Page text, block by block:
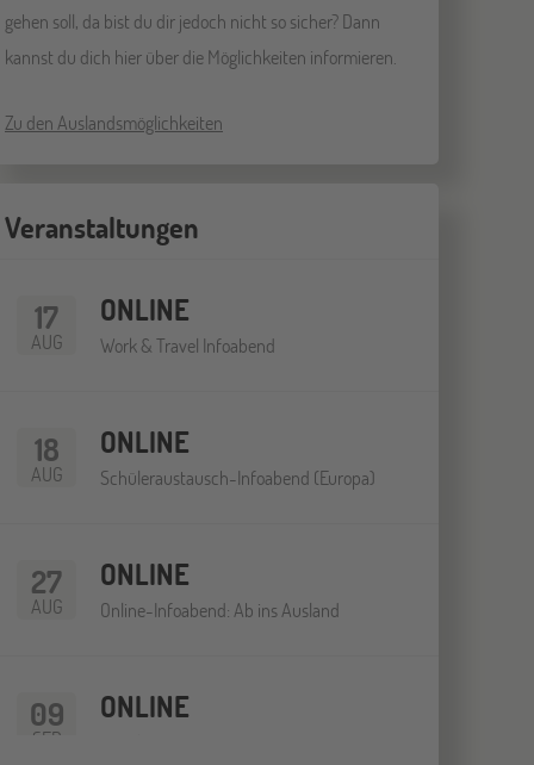
gehen soll, da bist du dir jedoch nicht so sicher? Dann
kannst du dich hier über die Möglichkeiten informieren.
Zu den Auslandsmöglichkeiten
Veranstaltungen
17
AUG
ONLINE
Work & Travel Infoabend
18
AUG
ONLINE
Schüleraustausch-Infoabend (Europa)
27
AUG
ONLINE
Online-Infoabend: Ab ins Ausland
09
SEP
ONLINE